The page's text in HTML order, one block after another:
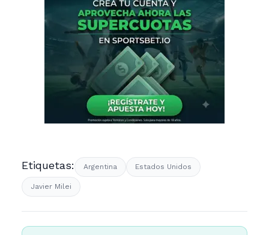
Etiquetas: Argentina Estados Unidos
Javier Milei